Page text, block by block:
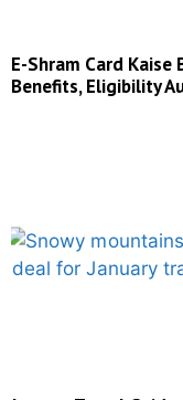
E-Shram Card
Benefits, Eligibility